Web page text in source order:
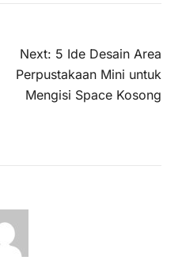
Next: 5 Ide Desain Area
Perpustakaan Mini untuk
Mengisi Space Kosong